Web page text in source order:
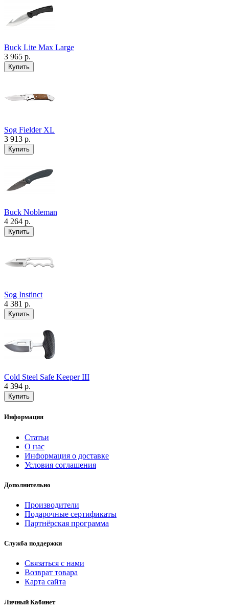
Buck Lite Max Large
3 965 р.
Sog Fielder XL
3 913 р.
Buck Nobleman
4 264 р.
Sog Instinct
4 381 р.
Cold Steel Safe Keeper III
4 394 р.
Информация
Статьи
О нас
Информация о доставке
Условия соглашения
Дополнительно
Производители
Подарочные сертификаты
Партнёрская программа
Служба поддержки
Связаться с нами
Возврат товара
Карта сайта
Личный Кабинет